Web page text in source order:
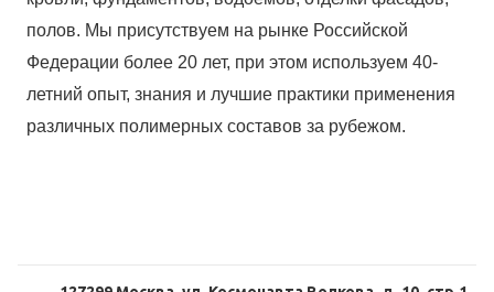
полов. Мы присутствуем на рынке Российской
Федерации более 20 лет, при этом используем 40-
летний опыт, знания и лучшие практики применения
различных полимерных составов за рубежом.